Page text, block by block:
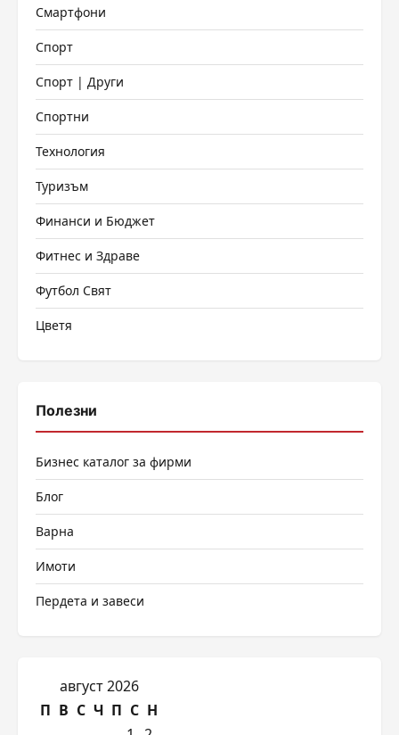
Смартфони
Спорт
Спорт | Други
Спортни
Технология
Туризъм
Финанси и Бюджет
Фитнес и Здраве
Футбол Свят
Цветя
Полезни
Бизнес каталог за фирми
Блог
Варна
Имоти
Пердета и завеси
август 2026
П В С Ч П С Н